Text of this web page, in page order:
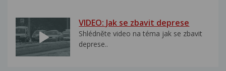
VIDEO: Jak se zbavit deprese
Shlédněte video na téma jak se zbavit
deprese..